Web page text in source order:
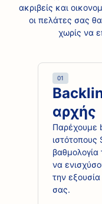
ακριβείς και
οι πελάτες σας
χωρίς να
01
αρχής
Παρέχουμε
ιστότοπους
να
την
σας.